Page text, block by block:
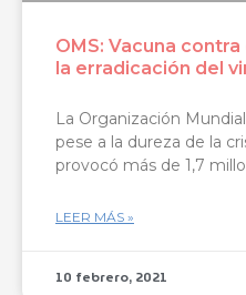
OMS: Vacuna
la erradicación del
La Organización
pese a la dureza de la
provocó más de 1,7
LEER MÁS »
10 febrero, 2021